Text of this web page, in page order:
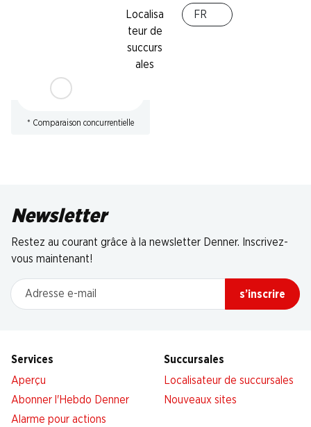
Localisa
teur de
succurs
ales
FR
Plum Cake Mulino Bianco
* Comparaison concurrentielle
Newsletter
Restez au courant grâce à la newsletter Denner. Inscrivez-
vous maintenant!
Adresse e-mail
s’inscrire
Services
Aperçu
Abonner l'Hebdo Denner
Alarme pour actions
Succursales
Localisateur de succursales
Nouveaux sites